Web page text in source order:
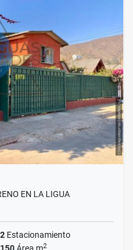
EN LA LIGUA
2 Estacionamiento
2